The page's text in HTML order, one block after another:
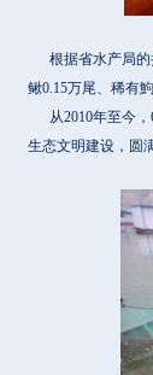
根据省水产局的
鳅0.15万尾、稀有
从2010年至今，
生态文明建设，圆